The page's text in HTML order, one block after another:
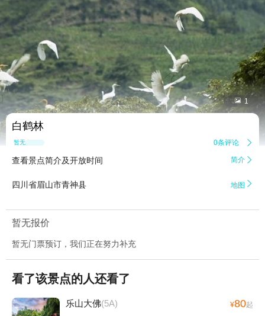
 1
白鹤林
暂无点评 0条评论 
查看景点简介及开放时间 简介 
四川省眉山市青神县 地图 
暂无报价
暂无门票预订，我们正在努力补充
看了该景点的人还看了
乐山大佛(5A) ¥80起
